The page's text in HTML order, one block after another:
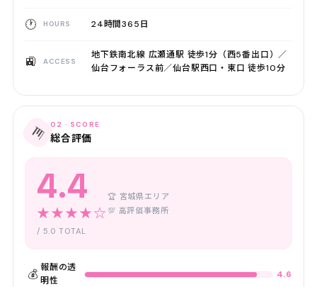
🕐 HOURS 24時間365日
🚉 ACCESS
地下鉄南北線 広瀬通駅 徒歩1分（西5番出口）／
仙台フォーラス前／仙台駅西口・東口 徒歩10分
📊 02 · SCORE
総合評価
4.4
★★★★☆
/ 5.0 TOTAL
🏆 宮城県エリア
💯 高評価事務所
💰 報酬の透
明性
4.6